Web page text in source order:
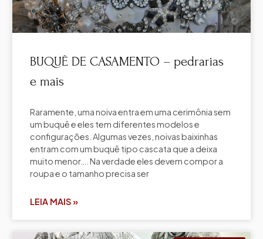
BUQUÊ DE CASAMENTO – pedrarias
e mais
Raramente, uma noiva entra em uma cerimônia sem
um buquê e eles tem diferentes modelos e
configurações. Algumas vezes, noivas baixinhas
entram com um buquê tipo cascata que a deixa
muito menor…. Na verdade eles devem compor a
roupa e o tamanho precisa ser
LEIA MAIS »